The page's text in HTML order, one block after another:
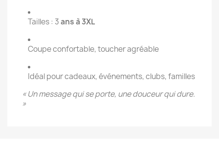
Tailles : 3 ans à 3XL
Coupe confortable, toucher agréable
Idéal pour cadeaux, événements, clubs, familles
« Un message qui se porte, une douceur qui dure.
»